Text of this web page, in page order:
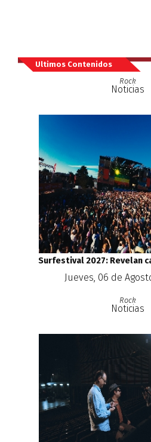
Ultimos Contenidos
Rock
Noticias
Surfestival 2027: Revelan
Jueves, 06 de
Rock
Noticias